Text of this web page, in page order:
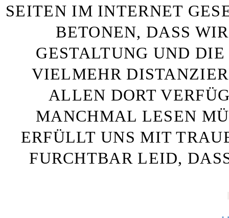
SEITEN IM INTERNET
BETONEN, DASS
GESTALTUNG UND
VIELMEHR
ALLEN DORT
MANCHMAL LESEN
ERFÜLLT UNS MIT
FURCHTBAR LEID,